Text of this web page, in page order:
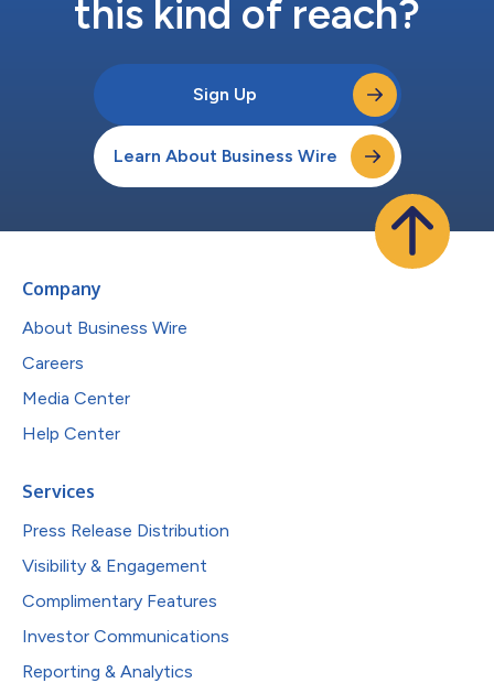
this kind of reach?
Sign Up
Learn About Business Wire
Company
About Business Wire
Careers
Media Center
Help Center
Services
Press Release Distribution
Visibility & Engagement
Complimentary Features
Investor Communications
Reporting & Analytics